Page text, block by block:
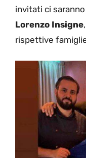
invitati ci
Lorenzo Insigne
rispettive